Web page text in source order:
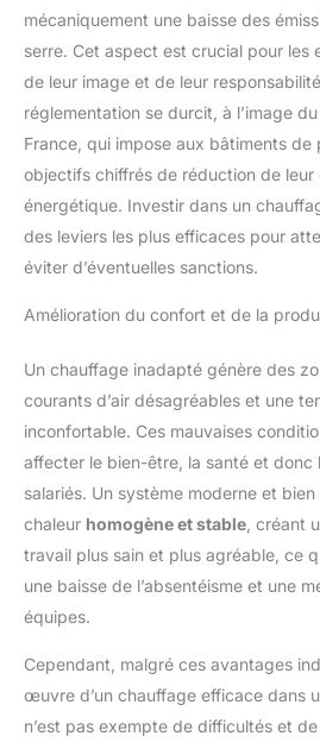
mécaniquement une baisse des
serre. Cet aspect est crucial pour les
de leur image et de leur
réglementation se durcit, à l’image du
France, qui impose aux bâtiments de
objectifs chiffrés de réduction de leur
énergétique. Investir dans un
des leviers les plus efficaces pour
éviter d’éventuelles sanctions.
Amélioration du confort et de la
Un chauffage inadapté génère des
courants d’air désagréables et une
inconfortable. Ces mauvaises
affecter le bien-être, la santé et
salariés. Un système moderne et
chaleur homogène et stable , créant
travail plus sain et plus agréable, ce
une baisse de l’absentéisme et une
équipes.
Cependant, malgré ces avantages
œuvre d’un chauffage efficace dans
n’est pas exempte de difficultés et